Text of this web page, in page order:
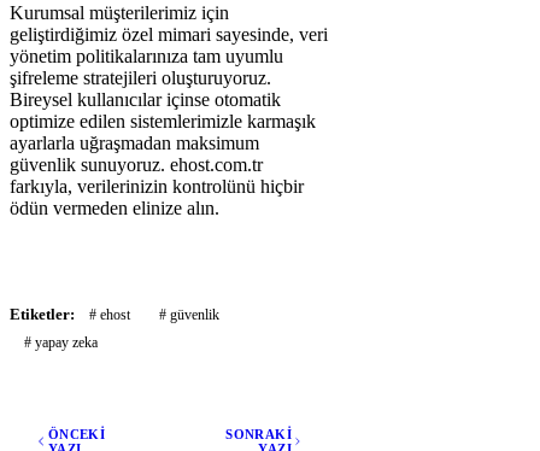
Kurumsal müşterilerimiz için
geliştirdiğimiz özel mimari sayesinde, veri
yönetim politikalarınıza tam uyumlu
şifreleme stratejileri oluşturuyoruz.
Bireysel kullanıcılar içinse otomatik
optimize edilen sistemlerimizle karmaşık
ayarlarla uğraşmadan maksimum
güvenlik sunuyoruz. ehost.com.tr
farkıyla, verilerinizin kontrolünü hiçbir
ödün vermeden elinize alın.
Etiketler: # ehost
# güvenlik
# yapay zeka
ÖNCEKİ
SONRAKİ